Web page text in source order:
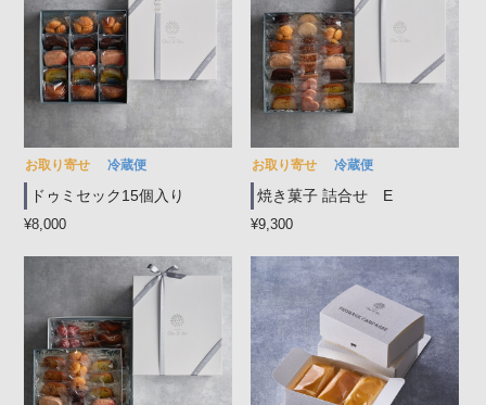
お取り寄せ 冷蔵便
ドゥミセック15個入り
¥8,000
お取り寄せ 冷蔵便
焼き菓子 詰合せ E
¥9,300